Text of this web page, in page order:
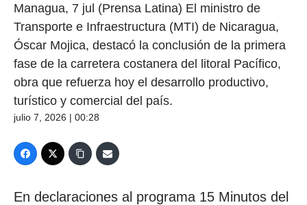
Managua, 7 jul (Prensa Latina) El ministro de
Transporte e Infraestructura (MTI) de Nicaragua,
Óscar Mojica, destacó la conclusión de la primera
fase de la carretera costanera del litoral Pacífico,
obra que refuerza hoy el desarrollo productivo,
turístico y comercial del país.
julio 7, 2026 | 00:28
En declaraciones al programa 15 Minutos del